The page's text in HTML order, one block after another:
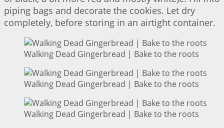
piping bags and decorate the cookies. Let dry
completely, before storing in an airtight container.
Walking Dead Gingerbread | Bake to the roots
Walking Dead Gingerbread | Bake to the roots
Walking Dead Gingerbread | Bake to the roots